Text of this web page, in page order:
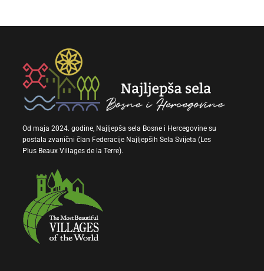
Od maja 2024. godine, Najljepša sela Bosne i Hercegovine su
postala zvanični član Federacije Najljepših Sela Svijeta (Les
Plus Beaux Villages de la Terre).